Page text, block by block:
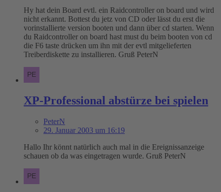
Hy hat dein Board evtl. ein Raidcontroller on board und wird
nicht erkannt. Bottest du jetz von CD oder lässt du erst die
vorinstallierte version booten und dann über cd starten. Wenn
du Raidcontroller on board hast must du beim booten von cd
die F6 taste drücken um ihn mit der evtl mitgelieferten
Treiberdiskette zu installieren. Gruß PeterN
XP-Professional abstürze bei spielen
PeterN
29. Januar 2003 um 16:19
Hallo Ihr könnt natürlich auch mal in die Ereignissanzeige
schauen ob da was eingetragen wurde. Gruß PeterN